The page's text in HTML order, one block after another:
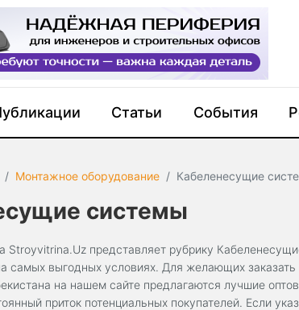
Статьи События
Монтажное оборудование Кабеленесущие
системы
Stroyvitrina.Uz представляет рубрику
самых выгодных условиях. Для желающих
на нашем сайте предлагаются лучшие
приток потенциальных покупателей. Если